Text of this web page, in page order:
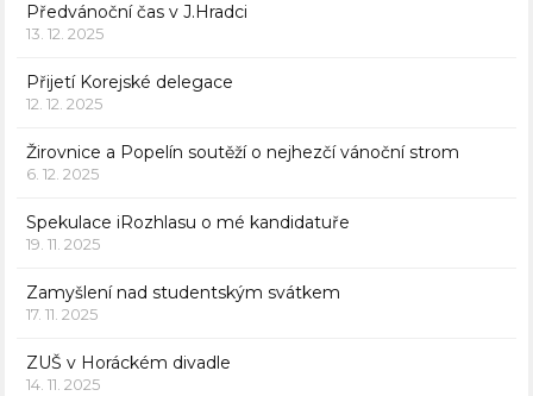
Předvánoční čas v J.Hradci
13. 12. 2025
Přijetí Korejské delegace
12. 12. 2025
Žirovnice a Popelín soutěží o nejhezčí vánoční strom
6. 12. 2025
Spekulace iRozhlasu o mé kandidatuře
19. 11. 2025
Zamyšlení nad studentským svátkem
17. 11. 2025
ZUŠ v Horáckém divadle
14. 11. 2025